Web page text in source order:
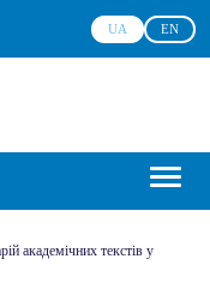
UA EN
академічних текстів у